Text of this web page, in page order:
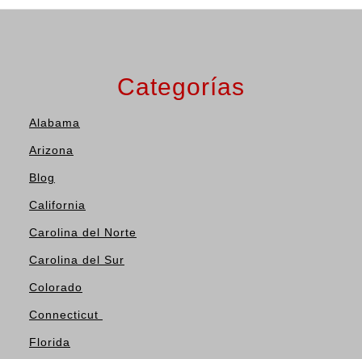
Categorías
Alabama
Arizona
Blog
California
Carolina del Norte
Carolina del Sur
Colorado
Connecticut
Florida